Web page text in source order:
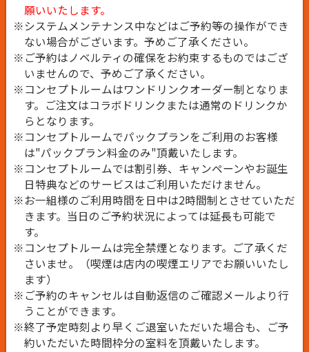
願いいたします。
※システムメンテナンス中などはご予約等の操作ができ
ない場合がございます。予めご了承ください。
※ご予約はノベルティの確保をお約束するものではござ
いませんので、予めご了承ください。
※コンセプトルームはワンドリンクオーダー制となりま
す。ご注文はコラボドリンクまたは通常のドリンクか
らとなります。
※コンセプトルームでパックプランをご利用のお客様
は"パックプラン料金のみ"頂戴いたします。
※コンセプトルームでは割引券、キャンペーンやお誕生
日特典などのサービスはご利用いただけません。
※お一組様のご利用時間を日中は2時間制とさせていただ
きます。当日のご予約状況によっては延長も可能で
す。
※コンセプトルームは完全禁煙となります。ご了承くだ
さいませ。（喫煙は店内の喫煙エリアでお願いいたし
ます）
※ご予約のキャンセルは自動返信のご確認メールより行
うことができます。
※終了予定時刻より早くご退室いただいた場合も、ご予
約いただいた時間枠分の室料を頂戴いたします。